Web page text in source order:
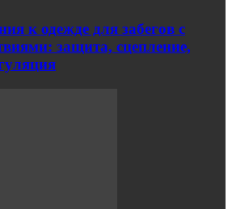
к одежде для забегов с
защита, сцепление,